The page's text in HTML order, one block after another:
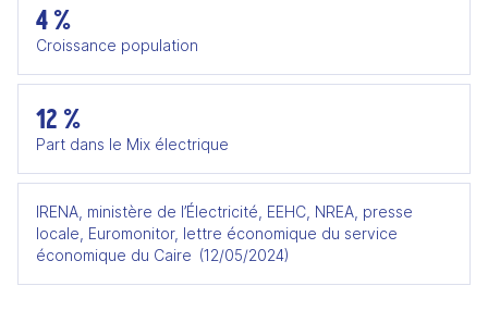
4 %
Croissance population
12 %
Part dans le Mix électrique
IRENA, ministère de l’Électricité, EEHC, NREA, presse
locale, Euromonitor, lettre économique du service
économique du Caire (12/05/2024)